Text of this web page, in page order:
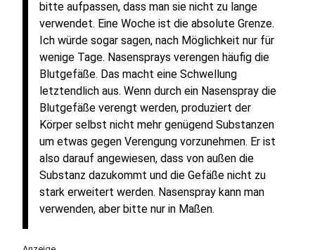
bitte aufpassen, dass man sie nicht zu lange
verwendet. Eine Woche ist die absolute Grenze.
Ich würde sogar sagen, nach Möglichkeit nur für
wenige Tage. Nasensprays verengen häufig die
Blutgefäße. Das macht eine Schwellung
letztendlich aus. Wenn durch ein Nasenspray die
Blutgefäße verengt werden, produziert der
Körper selbst nicht mehr genügend Substanzen
um etwas gegen Verengung vorzunehmen. Er ist
also darauf angewiesen, dass von außen die
Substanz dazukommt und die Gefäße nicht zu
stark erweitert werden. Nasenspray kann man
verwenden, aber bitte nur in Maßen.